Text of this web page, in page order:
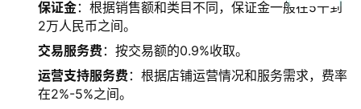
保证金：根据销售额和类目不同，保证金一般在5千到
2万人民币之间。
交易服务费 ：按交易额的0.9%收取。
运营支持服务费 ：根据店铺运营情况和服务需求，费率
在2%-5%之间。